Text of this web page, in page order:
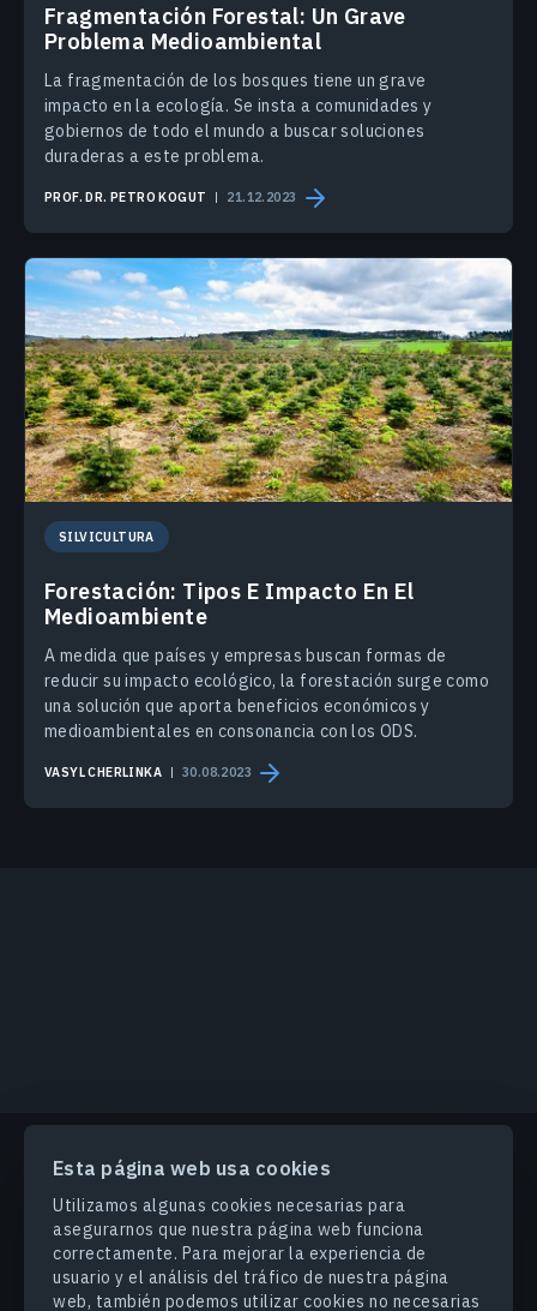
Esta página web usa cookies
Utilizamos algunas cookies necesarias para
asegurarnos que nuestra página web funciona
correctamente. Para mejorar la experiencia de
usuario y el análisis del tráfico de nuestra página
web, también podemos utilizar cookies no necesarias
Fragmentación Forestal: Un Grave
Problema Medioambiental
La fragmentación de los bosques tiene un grave
impacto en la ecología. Se insta a comunidades y
gobiernos de todo el mundo a buscar soluciones
duraderas a este problema.
PROF. DR. PETRO KOGUT 21.12.2023
SILVICULTURA
Forestación: Tipos E Impacto En El
Medioambiente
A medida que países y empresas buscan formas de
reducir su impacto ecológico, la forestación surge como
una solución que aporta beneficios económicos y
medioambientales en consonancia con los ODS.
VASYL CHERLINKA 30.08.2023
PRODUCTOS Y SOLUCIONES
INDUSTRIAS